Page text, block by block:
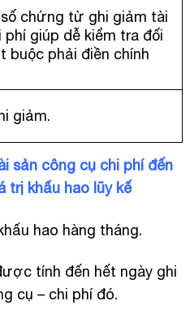
chứng từ ghi giảm tài
phí giúp dễ kiểm tra đối
buộc phải điền chính
giảm.
sản công cụ chi phí đến
trị khấu hao lũy kế
hao hàng tháng.
tính đến hết ngày ghi
cụ – chi phí đó.